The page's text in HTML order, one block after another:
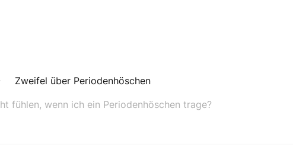
Zweifel über Periodenhöschen
fühlen, wenn ich ein Periodenhöschen trage?